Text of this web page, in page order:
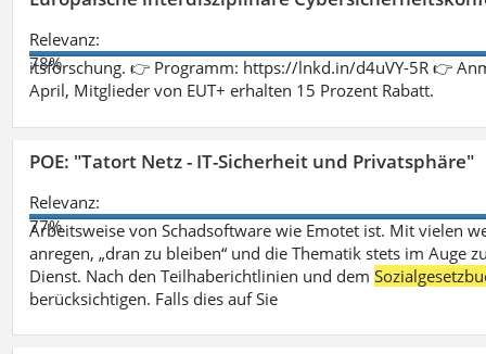
Relevanz:
78%
itsforschung. 👉 Programm: https://lnkd.in/d4uVY-5R 👉
April, Mitglieder von EUT+ erhalten 15 Prozent Rabatt.
POE: "Tatort Netz - IT-Sicherheit und Privatsphäre"
Relevanz:
77%
Arbeitsweise von Schadsoftware wie Emotet ist. Mit vielen
anregen, „dran zu bleiben“ und die Thematik stets im
Dienst. Nach den Teilhaberichtlinien und dem
berücksichtigen. Falls dies auf Sie